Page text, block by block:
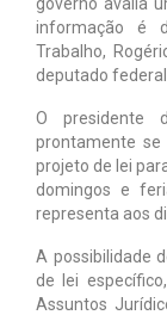
informação é
Trabalho,
deputado
O presidente
prontamente
projeto de lei
domingos e
representa aos
A possibilidade
de lei
Assuntos